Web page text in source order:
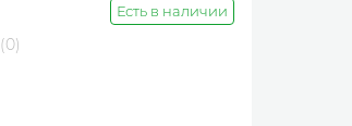
Есть в наличии
(0)